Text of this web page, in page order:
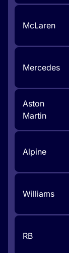
McLaren
Mercedes
Aston
Martin
Alpine
Williams
RB